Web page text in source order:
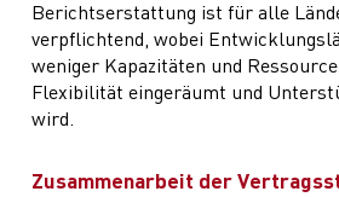
Berichtserstattung ist für alle
verpflichtend, wobei
weniger Kapazitäten und
Flexibilität eingeräumt und
wird.
Zusammenarbeit der